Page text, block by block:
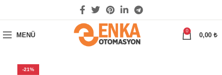
MENÜ
0
0,00 ₺
-21%